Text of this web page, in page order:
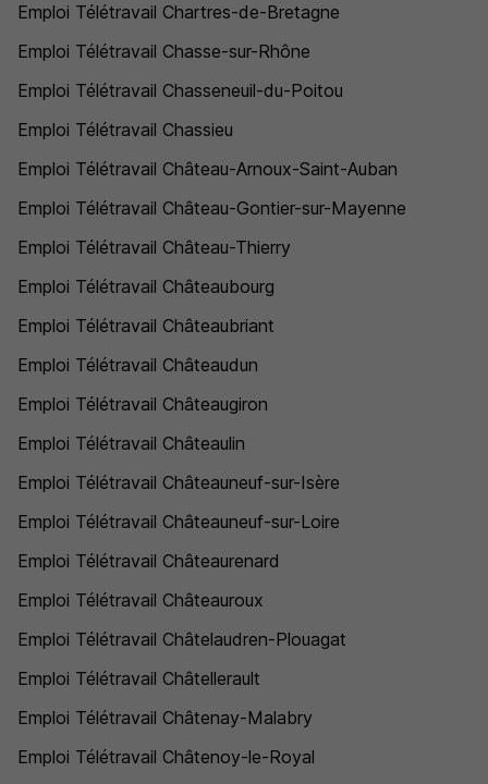
Emploi Télétravail Chartres-de-Bretagne
Emploi Télétravail Chasse-sur-Rhône
Emploi Télétravail Chasseneuil-du-Poitou
Emploi Télétravail Chassieu
Emploi Télétravail Château-Arnoux-Saint-Auban
Emploi Télétravail Château-Gontier-sur-Mayenne
Emploi Télétravail Château-Thierry
Emploi Télétravail Châteaubourg
Emploi Télétravail Châteaubriant
Emploi Télétravail Châteaudun
Emploi Télétravail Châteaugiron
Emploi Télétravail Châteaulin
Emploi Télétravail Châteauneuf-sur-Isère
Emploi Télétravail Châteauneuf-sur-Loire
Emploi Télétravail Châteaurenard
Emploi Télétravail Châteauroux
Emploi Télétravail Châtelaudren-Plouagat
Emploi Télétravail Châtellerault
Emploi Télétravail Châtenay-Malabry
Emploi Télétravail Châtenoy-le-Royal